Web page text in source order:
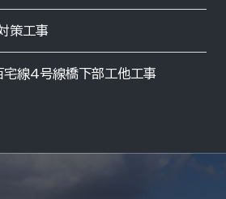
策工事
宅線4号線橋下部工他工事